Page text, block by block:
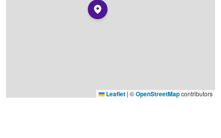
Leaflet | ©OpenStreetMapcontributors